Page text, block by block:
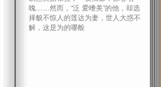
魄……然而，“泛 爱嗜美”的他，却选
择貌不惊人的莲达为妻，世人大惑不
解，这是为的哪般